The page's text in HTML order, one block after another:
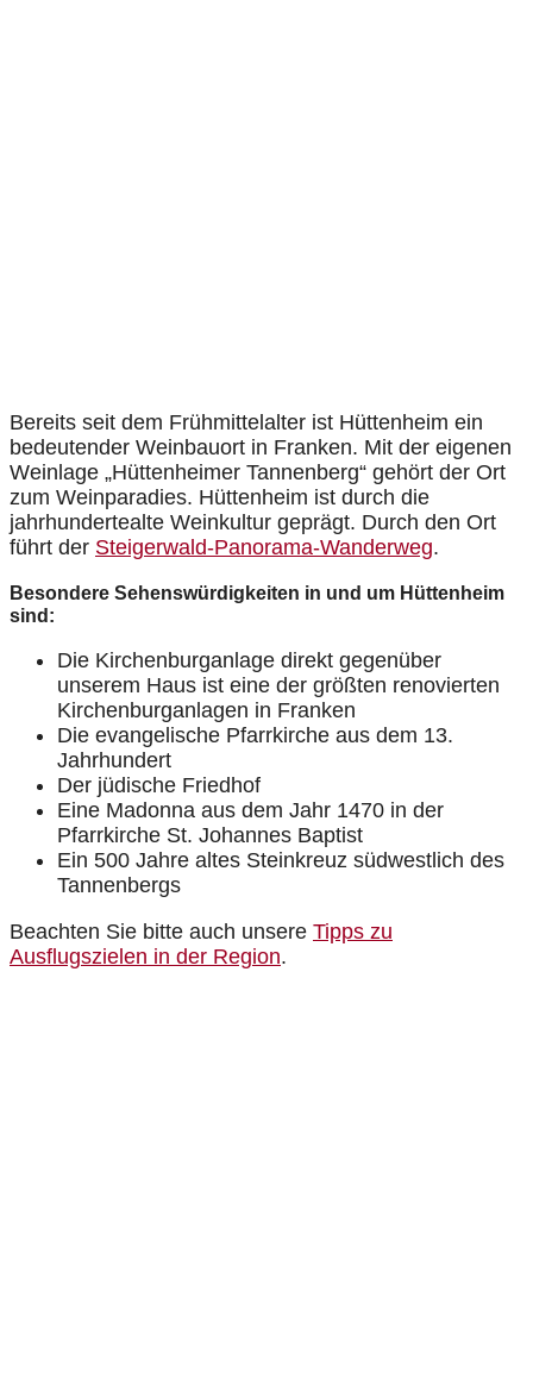
Bereits seit dem Frühmittelalter ist Hüttenheim ein
bedeutender Weinbauort in Franken. Mit der eigenen
Weinlage „Hüttenheimer Tannenberg“ gehört der Ort
zum Weinparadies. Hüttenheim ist durch die
jahrhundertealte Weinkultur geprägt. Durch den Ort
führt der Steigerwald-Panorama-Wanderweg.
Besondere Sehenswürdigkeiten in und um Hüttenheim
sind:
Die Kirchenburganlage direkt gegenüber
unserem Haus ist eine der größten renovierten
Kirchenburganlagen in Franken
Die evangelische Pfarrkirche aus dem 13.
Jahrhundert
Der jüdische Friedhof
Eine Madonna aus dem Jahr 1470 in der
Pfarrkirche St. Johannes Baptist
Ein 500 Jahre altes Steinkreuz südwestlich des
Tannenbergs
Beachten Sie bitte auch unsere Tipps zu
Ausflugszielen in der Region.